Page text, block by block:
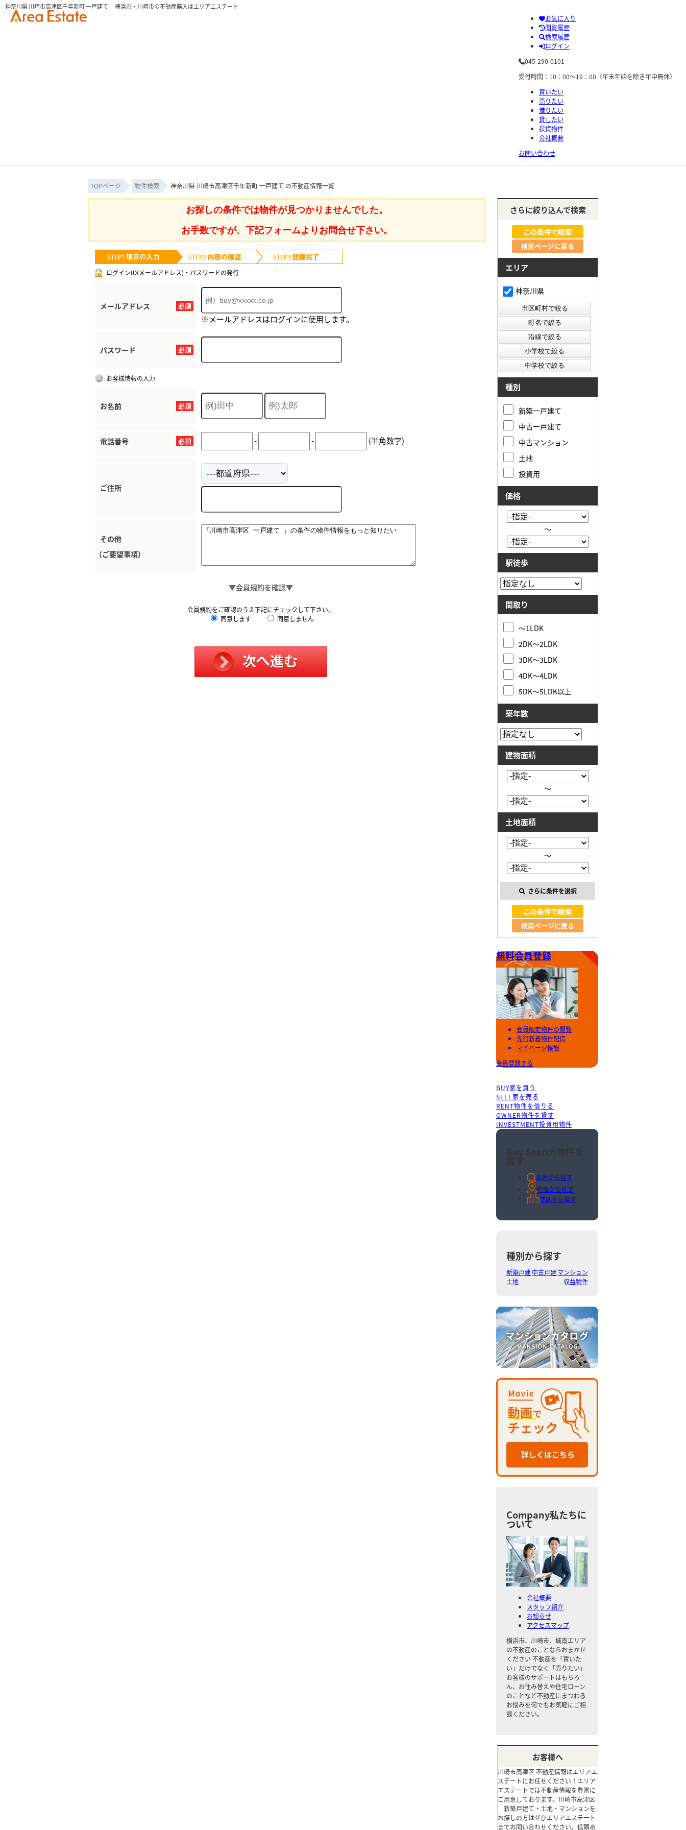
神奈川県 川崎市高津区千年新町 一戸建て ｜横浜市・川崎市の不動産購入はエリアエステート
お気に入り
閲覧履歴
検索履歴
ログイン
045-290-0101
受付時間：10：00～19：00（年末年始を除き年中無休）
買いたい
売りたい
借りたい
貸したい
投資物件
会社概要
お問い合わせ
TOPページ 物件検索 神奈川県 川崎市高津区千年新町 一戸建て の不動産情報一覧
お探しの条件では物件が見つかりませんでした。
お手数ですが、下記フォームよりお問合せ下さい。
ログインID(メールアドレス)・パスワードの発行
必須
メールアドレス
※メールアドレスはログインに使用します。
必須
パスワード
お客様情報の入力
必須
お名前
必須
電話番号 - - (半角数字)
ご住所
その他
（ご要望事項）
▼会員規約を確認▼
会員規約をご確認のうえ下記にチェックして下さい。
同意します
同意しません
さらに絞り込んで検索
検索ページに戻る
エリア
神奈川県
種別
新築一戸建て
中古一戸建て
中古マンション
土地
投資用
価格
～
駅徒歩
間取り
～1LDK
2DK～2LDK
3DK～3LDK
4DK～4LDK
5DK～5LDK以上
築年数
建物面積
～
土地面積
～
さらに条件を選択
検索ページに戻る
無料会員登録
会員限定物件の閲覧
先行新着物件配信
マイページ機能
会員登録する
BUY家を買う
SELL 家を売る
RENT物件を借りる
OWNER物件を貸す
INVESTMENT投資用物件
Buy Search物件を
探す
条件から探す
町名から探す
学区から探す
種別から探す
新築戸建中古戸建マンション
土地
収益物件
Company私たちに
ついて
会社概要
スタッフ紹介
お知らせ
アクセスマップ
横浜市、川崎市、城南エリア
の不動産のことならおまかせ
ください 不動産を「買いた
い」だけでなく「売りたい」
お客様のサポートはもちろ
ん、お住み替えや住宅ローン
のことなど不動産にまつわる
お悩みを何でもお気軽にご相
談ください。
お客様へ
川崎市高津区 不動産情報はエリアエ
ステートにお任せください！エリア
エステートでは不動産情報を豊富に
ご用意しております。川崎市高津区
新築戸建て・土地・マンションを
お探しの方はぜひエリアエステート
までお問い合わせください。信頼あ